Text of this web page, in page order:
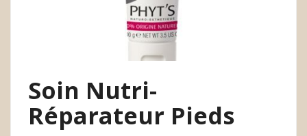
Soin Nutri-
Réparateur Pieds